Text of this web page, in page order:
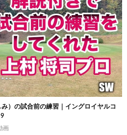
）の試合前の練習｜イングロイヤルコ
画